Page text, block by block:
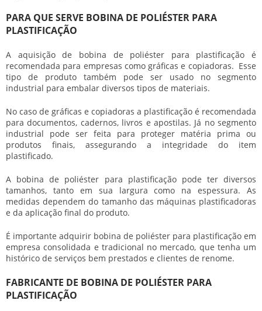
PARA QUE SERVE BOBINA DE POLIÉSTER PARA
PLASTIFICAÇÃO
A aquisição de bobina de poliéster para plastificação é
recomendada para empresas como gráficas e copiadoras. Esse
tipo de produto também pode ser usado no segmento
industrial para embalar diversos tipos de materiais.
No caso de gráficas e copiadoras a plastificação é recomendada
para documentos, cadernos, livros e apostilas. Já no segmento
industrial pode ser feita para proteger matéria prima ou
produtos finais, assegurando a integridade do item
plastificado.
A bobina de poliéster para plastificação pode ter diversos
tamanhos, tanto em sua largura como na espessura. As
medidas dependem do tamanho das máquinas plastificadoras
e da aplicação final do produto.
É importante adquirir bobina de poliéster para plastificação em
empresa consolidada e tradicional no mercado, que tenha um
histórico de serviços bem prestados e clientes de renome.
FABRICANTE DE BOBINA DE POLIÉSTER PARA
PLASTIFICAÇÃO